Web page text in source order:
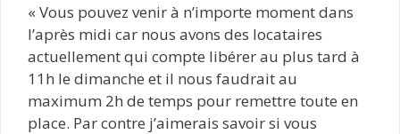
« Vous pouvez venir à n’importe moment dans
l’après midi car nous avons des locataires
actuellement qui compte libérer au plus tard à
11h le dimanche et il nous faudrait au
maximum 2h de temps pour remettre toute en
place. Par contre j’aimerais savoir si vous